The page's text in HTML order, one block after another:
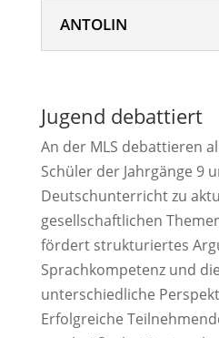
ANTOLIN
Jugend debattiert
An der MLS debattieren
Schüler der Jahrgänge 9
Deutschunterricht zu
gesellschaftlichen
fördert strukturiertes
Sprachkompetenz und
unterschiedliche
Erfolgreiche